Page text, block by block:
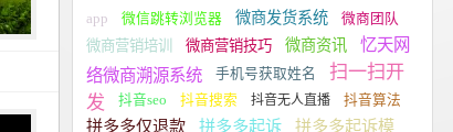
app
微信跳转浏览器 微商发货系统 微商团队
微商营销培训 微商营销技巧 微商资讯 忆天网
络微商溯源系统 手机号获取姓名 扫一扫开
发 抖音seo 抖音搜索 抖音无人直播 抖音算法
拼多多仅退款 拼多多起诉 拼多多起诉模